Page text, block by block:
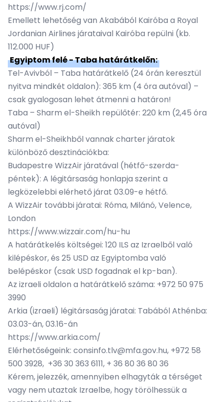
https://www.rj.com/
Emellett lehetőség van Akabából Kairóba a Royal
Jordanian Airlines járataival Kairóba repülni (kb.
112.000 HUF)
Egyiptom felé - Taba határátkelőn:
Tel-Avivból – Taba határátkelő (24 órán keresztül
nyitva mindkét oldalon): 365 km (4 óra autóval) –
csak gyalogosan lehet átmenni a határon!
Taba – Sharm el-Sheikh repülőtér: 220 km (2,45 óra
autóval)
Sharm el-Sheikhből vannak charter járatok
különböző desztinációkba:
Budapestre WizzAir járatával (hétfő-szerda-
péntek): A légitársaság honlapja szerint a
legközelebbi elérhető járat 03.09-e hétfő.
A WizzAir további járatai: Róma, Milánó, Velence,
London
https://www.wizzair.com/hu-hu
A határátkelés költségei: 120 ILS az Izraelből való
kilépéskor, és 25 USD az Egyiptomba való
belépéskor (csak USD fogadnak el kp-ban).
Az izraeli oldalon a határátkelő száma: +972 50 975
3990
Arkia (izraeli) légitársaság járatai: Tabából Athénba:
03.03-án, 03.16-án
https://www.arkia.com/
Elérhetőségeink: consinfo.tlv@mfa.gov.hu, +972 58
500 3928, +36 30 363 6111, + 36 80 36 80 36
Kérem, jelezzék, amennyiben elhagyták a térséget
vagy nem utaztak Izraelbe, hogy törölhessük a